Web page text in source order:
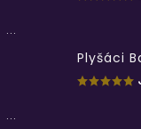
...
Plyšáci
...